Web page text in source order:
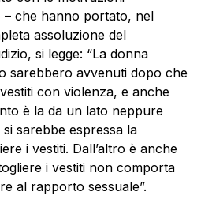
– che hanno portato, nel
assoluzione del
si legge: “La donna
sarebbero avvenuti dopo che
con violenza, e anche
è la da un lato neppure
sarebbe espressa la
i vestiti. Dall’altro è anche
i vestiti non comporta
al rapporto sessuale”.